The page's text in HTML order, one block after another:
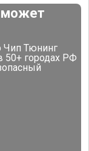
может
Чип Тюнинг
50+ городах РФ